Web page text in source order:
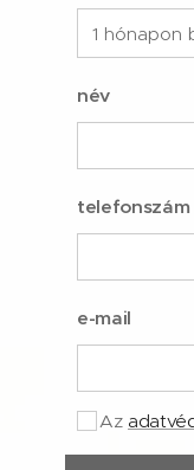
név
telefonszám
e-mail
Az